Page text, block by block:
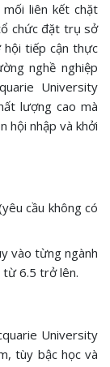
liên kết chặt
chức đặt trụ sở
hội tiếp cận thực
nghề nghiệp
University
lượng cao mà
hội nhập và khởi
cầu không có
vào từng ngành
từ 6.5 trở lên.
University
tùy bậc học và